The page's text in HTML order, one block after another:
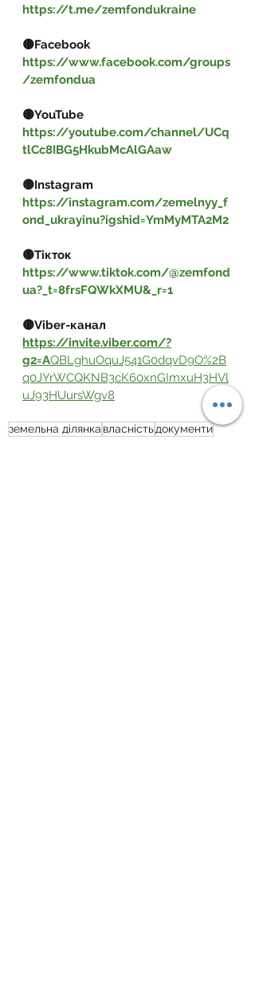
https://t.me/zemfondukraine
🟡Facebook
https://www.facebook.com/groups
/zemfondua
🟡YouTube
https://youtube.com/channel/UCq
tlCc8IBG5HkubMcAlGAaw
🟡Instagram
https://instagram.com/zemelnyy_f
ond_ukrayinu?igshid=YmMyMTA2M2
🟡Тікток
https://www.tiktok.com/@zemfond
ua?_t=8frsFQWkXMU&_r=1
🟡Viber-канал
https://invite.viber.com/?
g2=AQBLghuOquJ541G0dqvD9O%2B
q0JYrWCQKNB3cK60xnGImxuH3HVl
uJ93HUursWgv8
земельна ділянка власністьдокументи